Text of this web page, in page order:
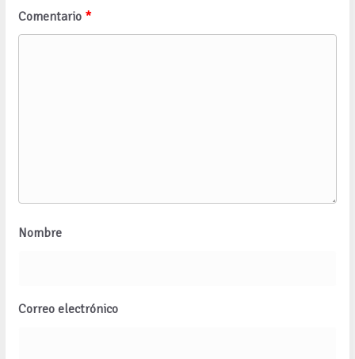
Comentario *
Nombre
Correo electrónico